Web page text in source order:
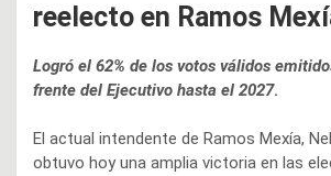
reelecto en Ramos
Logró el 62% de los votos válidos
frente del Ejecutivo hasta el 2027.
El actual intendente de Ramos Mexía,
obtuvo hoy una amplia victoria en las